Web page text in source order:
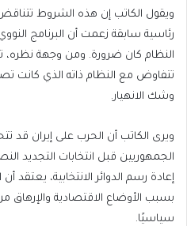
ويقول الكاتب إن هذه الشروط
رئاسية سابقة زعمت أن البرنامج النووي
النظام كان ضرورة. ومن وجهة نظره،
تتفاوض مع النظام ذاته الذي كانت
وشك الانهيار.
ويرى الكاتب أن الحرب على إيران قد
الجمهوريين قبل انتخابات
إعادة رسم الدوائر الانتخابية، يعتقد
بسبب الأوضاع الاقتصادية والإرهاق
سياسيًا.